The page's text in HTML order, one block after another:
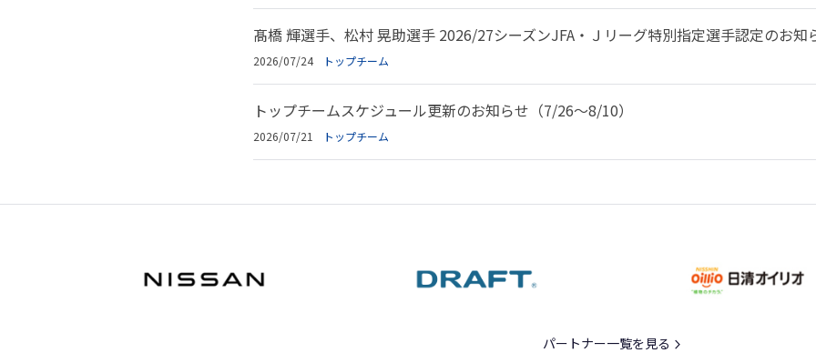
髙橋 輝選手、松村 晃助選手 2026/27シーズンJFA・Ｊリーグ特別指定選手認定のお知
2026/07/24 トップチーム
トップチームスケジュール更新のお知らせ（7/26～8/10）
2026/07/21 トップチーム
パートナー一覧を見る